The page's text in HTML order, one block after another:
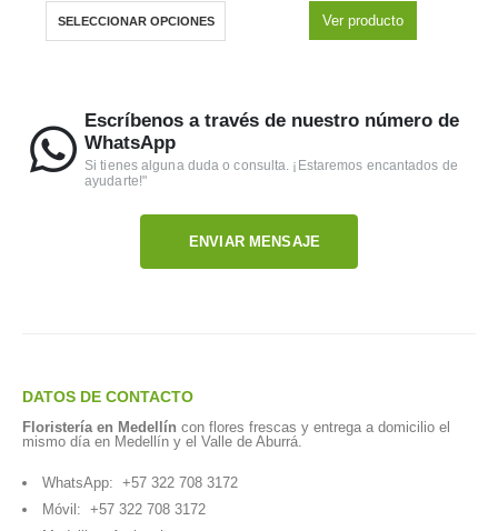
SELECCIONAR OPCIONES Ver producto
Escríbenos a través de nuestro número de
WhatsApp
Si tienes alguna duda o consulta. ¡Estaremos encantados de
ayudarte!"
ENVIAR MENSAJE
DATOS DE CONTACTO
Floristería en Medellín con flores frescas y entrega a domicilio el
mismo día en Medellín y el Valle de Aburrá.
WhatsApp: +57 322 708 3172
Móvil: +57 322 708 3172